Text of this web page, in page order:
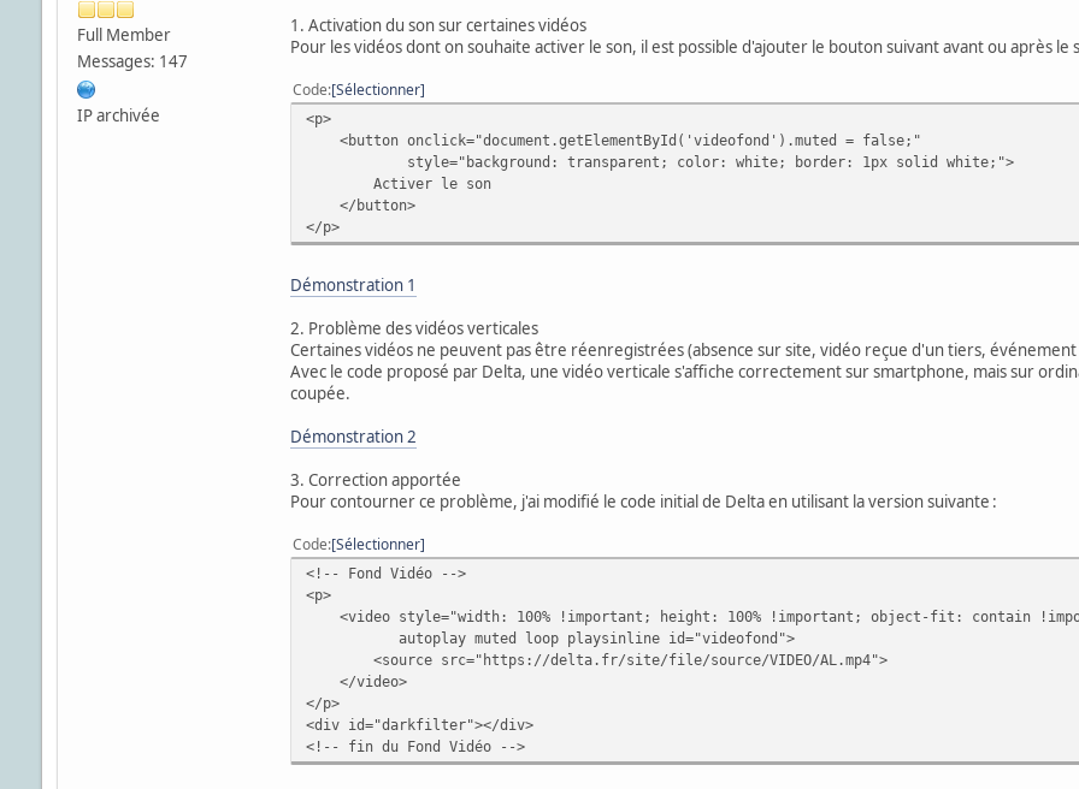
Full Member
Messages: 147
IP archivée
1. Activation du son sur certaines vidéos
Pour les vidéos dont on souhaite activer le son, il est possible d'ajouter le bouton suivant avant ou après le
Code Sélectionner
<p>
<button onclick="document.getElementById('videofond').muted = false;"
style="background: transparent; color: white; border: 1px solid white;">
Activer le son
</button>
</p>
Démonstration 1
2. Problème des vidéos verticales
Certaines vidéos ne peuvent pas être réenregistrées (absence sur site, vidéo reçue d'un tiers, événement
Avec le code proposé par Delta, une vidéo verticale s'affiche correctement sur smartphone, mais sur
coupée.
Démonstration 2
3. Correction apportée
Pour contourner ce problème, j'ai modifié le code initial de Delta en utilisant la version suivante :
Code Sélectionner
<!-- Fond Vidéo -->
<p>
<video style="width: 100% !important; height: 100% !important; object-fit: contain
autoplay muted loop playsinline id="videofond">
<source src="https://delta.fr/site/file/source/VIDEO/AL.mp4">
</video>
</p>
<div id="darkfilter"></div>
<!-- fin du Fond Vidéo -->